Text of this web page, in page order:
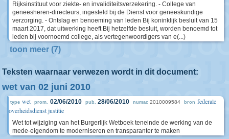
Rijksinstituut voor ziekte- en invaliditeitsverzekering. - College van
geneesheren-directeurs, ingesteld bij de Dienst voor geneeskundige
verzorging. - Ontslag en benoeming van leden Bij koninklijk besluit van 15
maart 2017, dat uitwerking heeft Bij hetzelfde besluit, worden benoemd tot
leden bij voornoemd college, als vertegenwoordigers van e(...)
toon meer (7)
Teksten waarnaar verwezen wordt in dit document:
wet van 02 juni 2010
type wet prom. 02/06/2010 pub. 28/06/2010 numac 2010009584 bron federale
overheidsdienst justitie
Wet tot wijziging van het Burgerlijk Wetboek teneinde de werking van de
mede-eigendom te moderniseren en transparanter te maken